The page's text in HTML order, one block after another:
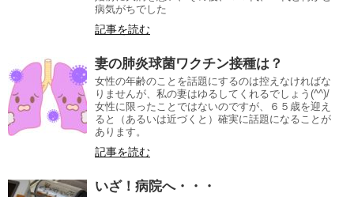
病気がちでした
記事を読む
妻の肺炎球菌ワクチン接種は？
女性の年齢のことを話題にするのは控えなければな
りませんが、私の妻はゆるしてくれるでしょう(^^)/
女性に限ったことではないのですが、６５歳を迎え
ると（あるいは近づくと）確実に話題になることが
あります。
記事を読む
いざ！病院へ・・・